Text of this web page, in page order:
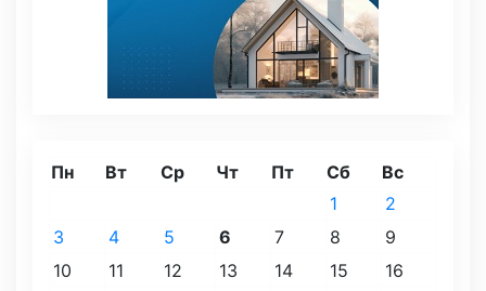
Пн Вт Ср Чт Пт Сб Вс
1
2
3
4 5 6 7 8
9
10
11 12 13 14 15
16